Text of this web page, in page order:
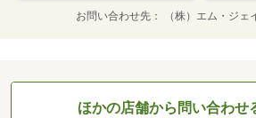
お問い合わせ先 （株）エム・ジェ
ほかの店舗から問い合わせ